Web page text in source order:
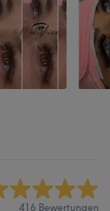
416 Bewertungen